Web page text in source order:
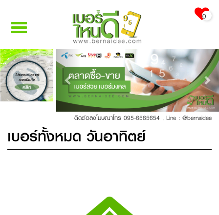
Toggle
0
โปรแกรมวิเคราะห์
เบอร์มือถือ
คลิก
Previous Next
ติดต่อลงโฆษณาโทร 095-6565654 , Line : @bernaidee
เบอร์ทั้งหมด วันอาทิตย์